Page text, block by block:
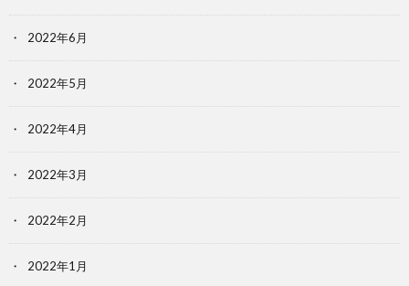
2022年6月
2022年5月
2022年4月
2022年3月
2022年2月
2022年1月